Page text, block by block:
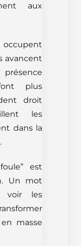
aux
avancent
plus
droit
les
dans la
est
Un mot
voir les
masse